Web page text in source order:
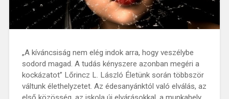
„A kíváncsiság nem elég indok arra, hogy veszélybe
sodord magad. A tudás kényszere azonban megéri a
kockázatot” Lőrincz L. László Életünk során többször
váltunk élethelyzetet. Az édesanyánktól való elválás, az